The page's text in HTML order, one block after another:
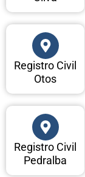
Registro Civil
Otos
Registro Civil
Pedralba